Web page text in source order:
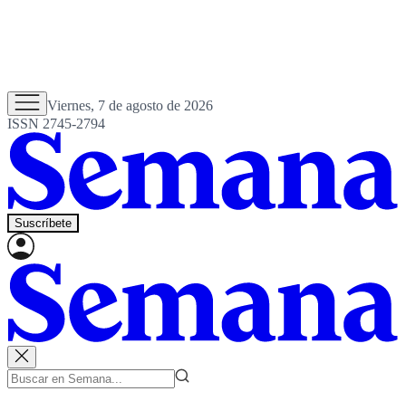
Viernes, 7 de agosto de 2026
ISSN 2745-2794
Suscríbete